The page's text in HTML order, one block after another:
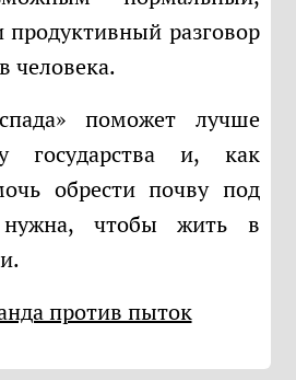
разговор
человека.
государства и, как
обрести почву под
чтобы жить в
против пыток